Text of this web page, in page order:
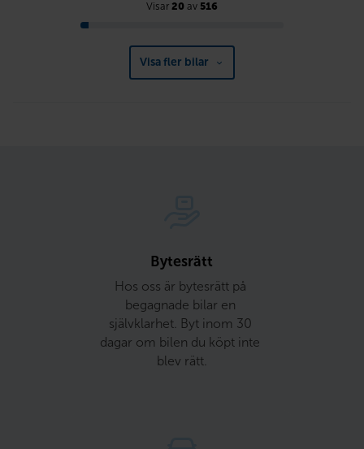
Visar 20 av 516
Visa fler bilar
Bytesrätt
Hos oss är bytesrätt på
begagnade bilar en
självklarhet. Byt inom 30
dagar om bilen du köpt inte
blev rätt.